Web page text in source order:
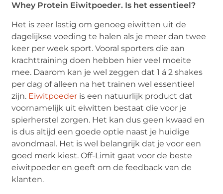
Whey Protein Eiwitpoeder. Is het essentieel?
Het is zeer lastig om genoeg eiwitten uit de
dagelijkse voeding te halen als je meer dan twee
keer per week sport. Vooral sporters die aan
krachttraining doen hebben hier veel moeite
mee. Daarom kan je wel zeggen dat 1 á 2 shakes
per dag of alleen na het trainen wel essentieel
zijn. Eiwitpoeder is een natuurlijk product dat
voornamelijk uit eiwitten bestaat die voor je
spierherstel zorgen. Het kan dus geen kwaad en
is dus altijd een goede optie naast je huidige
avondmaal. Het is wel belangrijk dat je voor een
goed merk kiest. Off-Limit gaat voor de beste
eiwitpoeder en geeft om de feedback van de
klanten.